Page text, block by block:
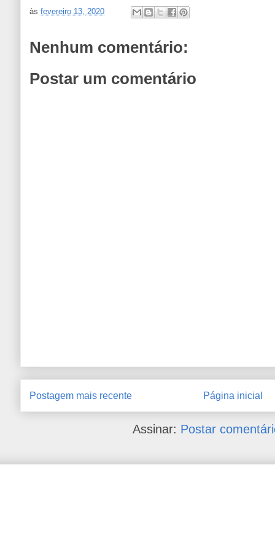
àsfevereiro 13, 2020
Nenhum comentário:
Postar um comentário
Postagem mais recente Página inicial
Assinar: Postar